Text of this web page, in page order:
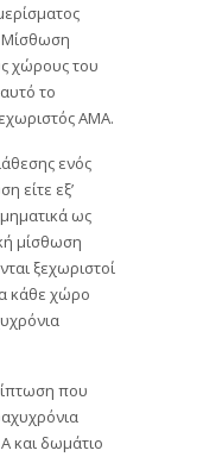
Μίσθωση
χώρους του
το
ΑΜΑ.
ενός
είτε εξ’
ως
μίσθωση
ξεχωριστοί
κάθε χώρο
που
και δωμάτιο